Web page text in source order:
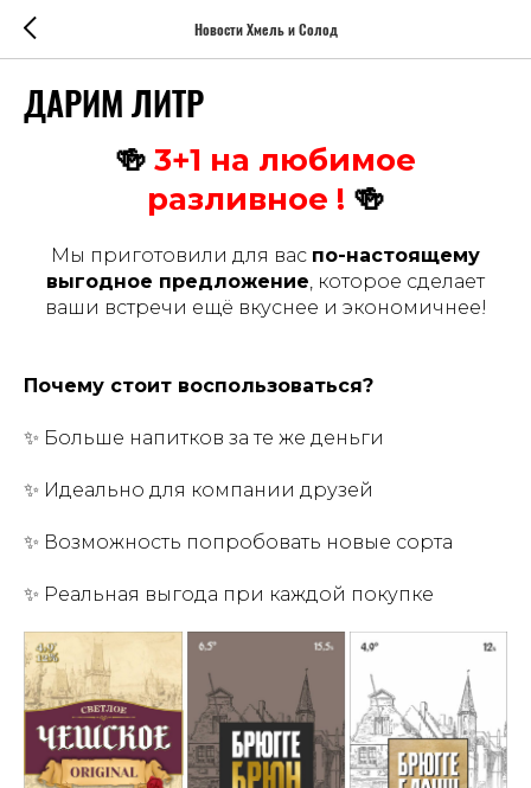
Новости Хмель и Солод
ДАРИМ ЛИТР
🍻 3+1 на любимое
разливное ! 🍻
Мы приготовили для вас по-настоящему
выгодное предложение, которое сделает
ваши встречи ещё вкуснее и экономичнее!
Почему стоит воспользоваться?
✨ Больше напитков за те же деньги
✨ Идеально для компании друзей
✨ Возможность попробовать новые сорта
✨ Реальная выгода при каждой покупке